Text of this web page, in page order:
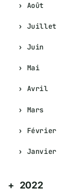
Août
Juillet
Juin
Mai
Avril
Mars
Février
Janvier
2022